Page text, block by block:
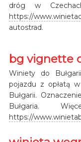
dróg w
https://
autostrad.
bg vignette
Winiety do
pojazdu z opłatą
Bułgarii.
Bułgaria.
https://